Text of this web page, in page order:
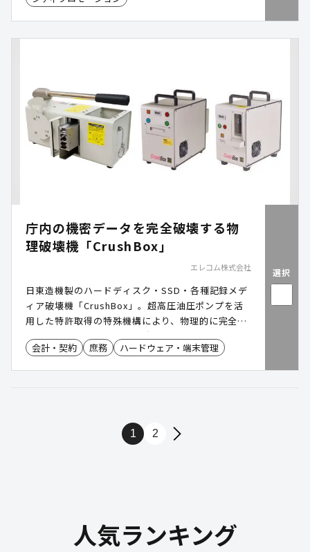
庁内の機密データを完全破壊する物
理破壊機「CrushBox」
エレコム株式会社
日東造機製のハードディスク・SSD・各種記録メデ
ィア破壊機「CrushBox」。超高圧油圧ポンプを活
用した特許取得の特殊機構により、物理的に完全破
壊。世界20カ国以上の官公庁やISMS/プライバシー
マーク運用企業で採用されており、自治体の情報漏
会計・契約 庶務 ハードウェア・端末管理
選択
1 2
人気ランキング